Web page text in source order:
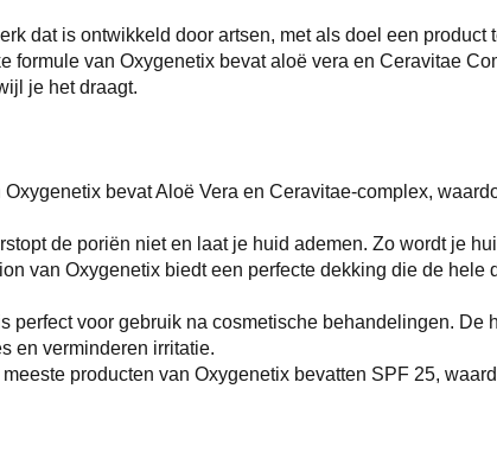
dat is ontwikkeld door artsen, met als doel een product
formule van Oxygenetix bevat aloë vera en Ceravitae
je het draagt.
Oxygenetix bevat Aloë Vera en Ceravitae-complex,
de poriën niet en laat je huid ademen. Zo wordt je
van Oxygenetix biedt een perfecte dekking die de hele
perfect voor gebruik na cosmetische behandelingen. De
en verminderen irritatie.
meeste producten van Oxygenetix bevatten SPF 25,